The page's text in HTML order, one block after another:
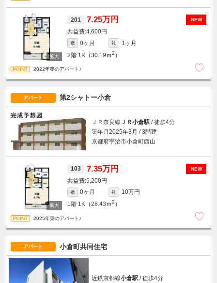
NEW
201 7.25万円
4,600円
敷 0ヶ月 礼
1ヶ月
2階 1K（30.19ｍ2 ）
2022年築のアパート♪
アパート 第2シャトー小倉
ＪＲ奈良線 ＪＲ小倉駅/ 徒歩4分
築年月2025年3月 / 3階建
京都府宇治市小倉町西山
NEW
103 7.35万円
5,200円
敷 0ヶ月 礼
10万円
1階 1K（28.43ｍ2 ）
2025年築のアパート♪
アパート 小倉町共同住宅
近鉄京都線小倉駅/ 徒歩4分